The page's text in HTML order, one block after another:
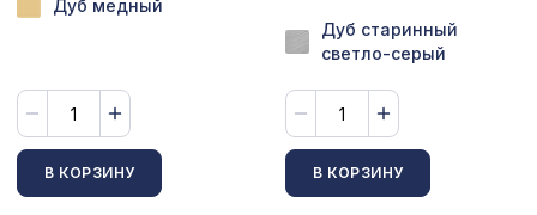
Экран для радиатора, FRESA, рамка
1200х600мм, рисунок Цветы, дуб
3157 ₽
Перфорированная панель ДАМАСКО,
2790х1020мм, ХДФ, белая
Натуральные обои Cosca Traditional
Prints L5014, 0,91 x 6,2 м
Дуб медный
В КОРЗИНУ
Дуб старинный
светло-серый
В КОРЗИНУ